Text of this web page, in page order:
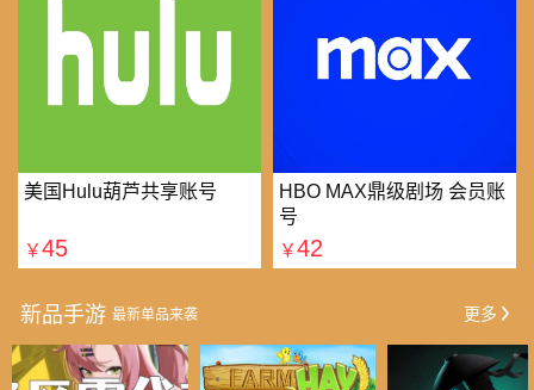
美国Hulu葫芦共享账号
￥45
HBO MAX鼎级剧场 会员账
号
￥42
新品手游 最新单品来袭 更多